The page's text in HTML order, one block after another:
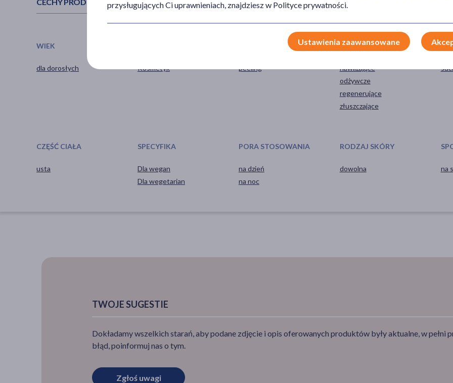
CECHY PRODUKTU
WIEK
dla dorosłych Kosmetyk peeling
DZIAŁANIE/WŁAŚCIWOŚCI
nawilżające
odżywcze
regenerujące
złuszczające
CZĘŚĆ CIAŁA
usta
SPECYFIKA
Dla wegan
Dla wegetarian
PORA STOSOWANIA
na dzień
na noc
RODZAJ SKÓRY
dowolna na
TWOJE SUGESTIE
Dokładamy wszelkich starań, aby podane zdjęcie i opis oferowanych produktów były aktualne, w pełni
błąd, poinformuj nas o tym.
Zgłoś uwagi
przysługujących Ci uprawnieniach, znajdziesz w Polityce prywatności.
Ustawienia zaawansowane